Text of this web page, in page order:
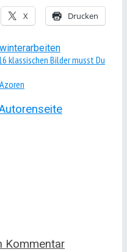
X Drucken
winterarbeiten
klassischen Bilder musst Du
Kommentar